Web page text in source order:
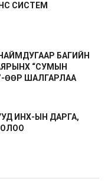
СИСТЕМ
БАГИЙН
“СУМЫН
ӨӨР ШАЛГАРЛАА
ИНХ-ЫН ДАРГА,